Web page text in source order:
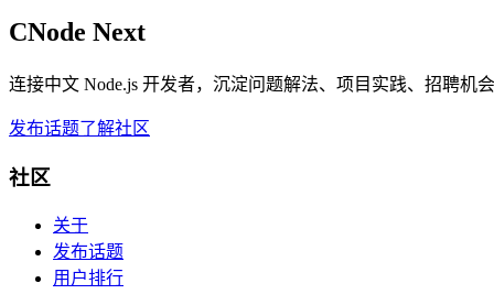
CNode Next
连接中文 Node.js 开发者，沉淀问题解法、项目实践、招聘机会
发布话题了解社区
社区
关于
发布话题
用户排行